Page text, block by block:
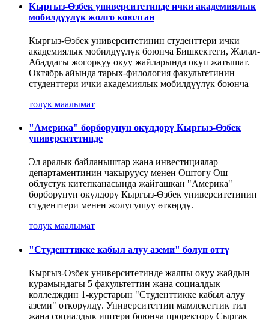
Кыргыз-Өзбек университетинде ички академиялык
мобилдүүлүк жолго коюлган
Кыргыз-Өзбек университетинин студенттери ички
академиялык мобилдүүлүк боюнча Бишкектеги, Жалал-
Абаддагы жогоркуу окуу жайларында окуп жатышат.
Октябрь айында тарых-филология факультетинин
студенттери ички академиялык мобилдүүлүк боюнча
толук маалымат
"Америка" борборунун өкүлдөрү Кыргыз-Өзбек
университетинде
Эл аралык байланыштар жана инвестициялар
департаментинин чакыруусу менен Оштогу Ош
облустук китепканасында жайгашкан "Америка"
борборунун өкүлдөрү Кыргыз-Өзбек университетинин
студенттери менен жолугушуу өткөрдү.
толук маалымат
"Студенттикке кабыл алуу аземи" болуп өттү
Кыргыз-Өзбек университетинде жалпы окуу жайдын
курамындагы 5 факультеттин жана социалдык
колледждин 1-курстарын "Студенттикке кабыл алуу
аземи" өткөрүлдү. Университеттин мамлекеттик тил
жана социалдык иштери боюнча проректору Сыргак